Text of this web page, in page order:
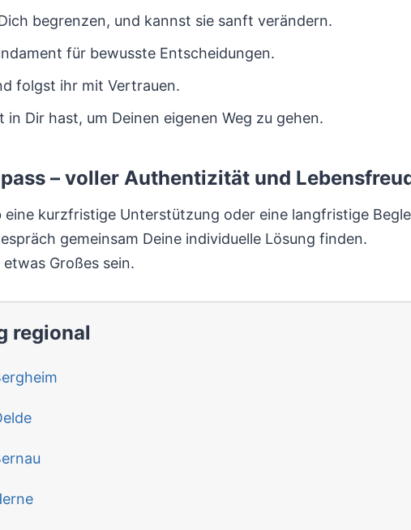
begrenzen, und kannst sie sanft verändern.
für bewusste Entscheidungen.
folgst ihr mit Vertrauen.
in Dir hast, um Deinen eigenen Weg zu gehen.
– voller Authentizität und
kurzfristige Unterstützung oder eine langfristige
gemeinsam Deine individuelle Lösung finden.
Großes sein.
regional